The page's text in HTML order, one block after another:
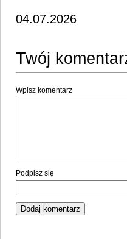
04.07.2026
Twój
Wpisz komentarz
Podpisz się